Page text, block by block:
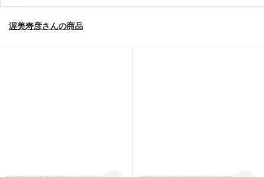
渥美寿彦さんの商品